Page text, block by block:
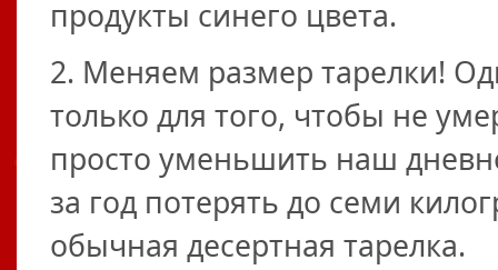
продукты синего цвета.
2. Меняем размер тарелки!
только для того, чтобы не
просто уменьшить наш
за год потерять до семи
обычная десертная тарелка.